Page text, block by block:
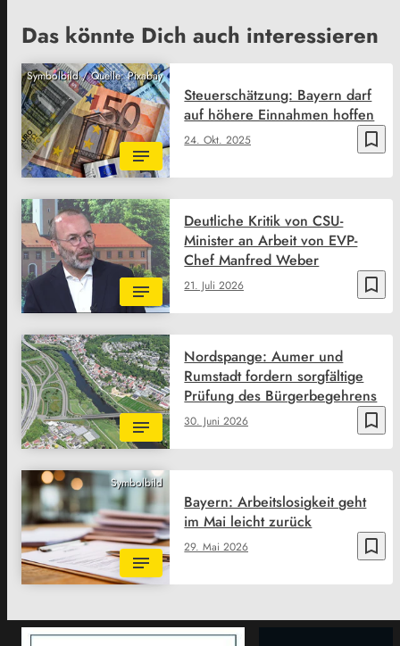
Das könnte Dich auch interessieren
Symbolbild / Quelle: Pixabay
bookmark_border
24. Okt. 2025
Steuerschätzung: Bayern darf
auf höhere Einnahmen hoffen
bookmark_border
21. Juli 2026
Deutliche Kritik von CSU-
Minister an Arbeit von EVP-
Chef Manfred Weber
bookmark_border
30. Juni 2026
Nordspange: Aumer und
Rumstadt fordern sorgfältige
Prüfung des Bürgerbegehrens
Symbolbild
bookmark_border
29. Mai 2026
Bayern: Arbeitslosigkeit geht
im Mai leicht zurück